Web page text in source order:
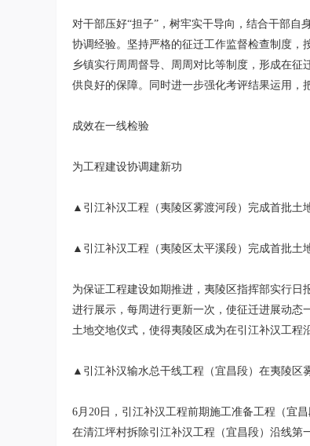
对干部压好“担子”，树牢实干导向，结合干部
协调经验。坚持严格的征迁工作监督检查制度，
乡镇实行周周督导、周周对比等制度，形成在
供良好的保障。同时进一步强化考评结果运用，
成效在一线检验
为工程建设协调建新功
▲引江补汉工程（夷陵区雾渡河段）完成首批土
▲引江补汉工程（夷陵区太平溪段）完成首批土
为保证工程建设如期推进，夷陵区指挥部实行
进行展示，每周进行更新一次，使征迁进展动态
土地交地仪式，使得夷陵区成为在引江补汉工程
▲引江补汉输水总干线工程（宜昌段）在夷陵区
6月20日，引江补汉工程前期施工准备工程（宜
在清江坪村拆除引江补汉工程（宜昌段）沿线